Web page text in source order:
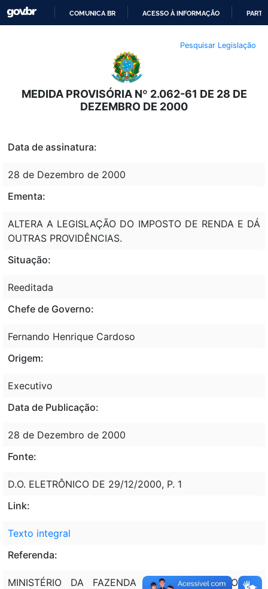
O
CONTEÚDO
COMUNICA BR ACESSO À INFORMAÇÃO
Pesquisar Legislação
MEDIDA PROVISÓRIA Nº 2.062-61 DE 28 DE
DEZEMBRO DE 2000
Data de assinatura:
28 de Dezembro de 2000
Ementa:
ALTERA A LEGISLAÇÃO DO IMPOSTO DE RENDA E DÁ
OUTRAS PROVIDÊNCIAS.
Situação:
Reeditada
Chefe de Governo:
Fernando Henrique Cardoso
Origem:
Executivo
Data de Publicação:
28 de Dezembro de 2000
Fonte:
D.O. ELETRÔNICO DE 29/12/2000, P. 1
Link:
Texto integral
Referenda:
MINISTÉRIO DA FAZENDA - MF; MINISTÉRIO DA